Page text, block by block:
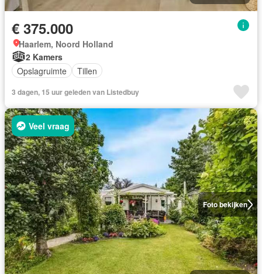
€ 375.000
Haarlem, Noord Holland
2 Kamers
Opslagruimte
Tillen
3 dagen, 15 uur geleden van Listedbuy
Foto bekijken
Veel vraag